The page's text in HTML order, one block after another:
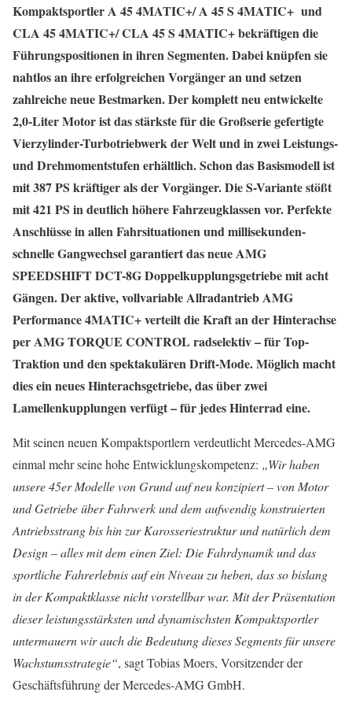
Kompaktsportler A 45 4MATIC+/ A 45 S 4MATIC+ und
CLA 45 4MATIC+/ CLA 45 S 4MATIC+ bekräftigen die
Führungspositionen in ihren Segmenten. Dabei knüpfen sie
nahtlos an ihre erfolgreichen Vorgänger an und setzen
zahlreiche neue Bestmarken. Der komplett neu entwickelte
2,0-Liter Motor ist das stärkste für die Großserie gefertigte
Vierzylinder-Turbotriebwerk der Welt und in zwei Leistungs-
und Drehmomentstufen erhältlich. Schon das Basismodell ist
mit 387 PS kräftiger als der Vorgänger. Die S-Variante stößt
mit 421 PS in deutlich höhere Fahrzeugklassen vor. Perfekte
Anschlüsse in allen Fahrsituationen und millisekunden-
schnelle Gangwechsel garantiert das neue AMG
SPEEDSHIFT DCT-8G Doppelkupplungsgetriebe mit acht
Gängen. Der aktive, vollvariable Allradantrieb AMG
Performance 4MATIC+ verteilt die Kraft an der Hinterachse
per AMG TORQUE CONTROL radselektiv – für Top-
Traktion und den spektakulären Drift-Mode. Möglich macht
dies ein neues Hinterachsgetriebe, das über zwei
Lamellenkupplungen verfügt – für jedes Hinterrad eine.
Mit seinen neuen Kompaktsportlern verdeutlicht Mercedes-AMG
einmal mehr seine hohe Entwicklungskompetenz: „Wir haben
unsere 45er Modelle von Grund auf neu konzipiert – von Motor
und Getriebe über Fahrwerk und dem aufwendig konstruierten
Antriebsstrang bis hin zur Karosseriestruktur und natürlich dem
Design – alles mit dem einen Ziel: Die Fahrdynamik und das
sportliche Fahrerlebnis auf ein Niveau zu heben, das so bislang
in der Kompaktklasse nicht vorstellbar war. Mit der Präsentation
dieser leistungsstärksten und dynamischsten Kompaktsportler
untermauern wir auch die Bedeutung dieses Segments für unsere
Wachstumsstrategie“, sagt Tobias Moers, Vorsitzender der
Geschäftsführung der Mercedes-AMG GmbH.